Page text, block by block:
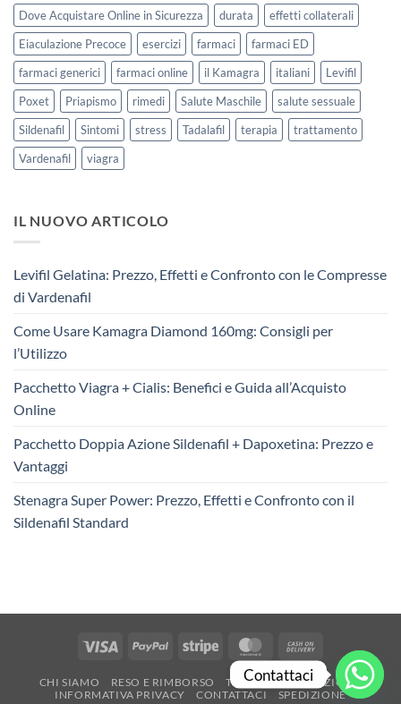
Dove Acquistare Online in Sicurezza
durata
effetti collaterali
Eiaculazione Precoce
esercizi farmaci
farmaci ED
farmaci generici
farmaci online il Kamagra italiani
Levifil
Poxet
Priapismo rimedi Salute Maschile
salute sessuale
Sildenafil
Sintomi stress Tadalafil terapia
trattamento
Vardenafil
viagra
IL NUOVO ARTICOLO
Levifil Gelatina: Prezzo, Effetti e Confronto con le Compresse
di Vardenafil
Come Usare Kamagra Diamond 160mg: Consigli per
l’Utilizzo
Pacchetto Viagra + Cialis: Benefici e Guida all’Acquisto
Online
Pacchetto Doppia Azione Sildenafil + Dapoxetina: Prezzo e
Vantaggi
Stenagra Super Power: Prezzo, Effetti e Confronto con il
Sildenafil Standard
Visa PayPal Stripe MasterCard
On
Delivery
CHI SIAMO RESO E RIMBORSO
TERMINI E CONDIZIONI
INFORMATIVA PRIVACY
CONTATTACI
SPEDIZIONE
Contattaci